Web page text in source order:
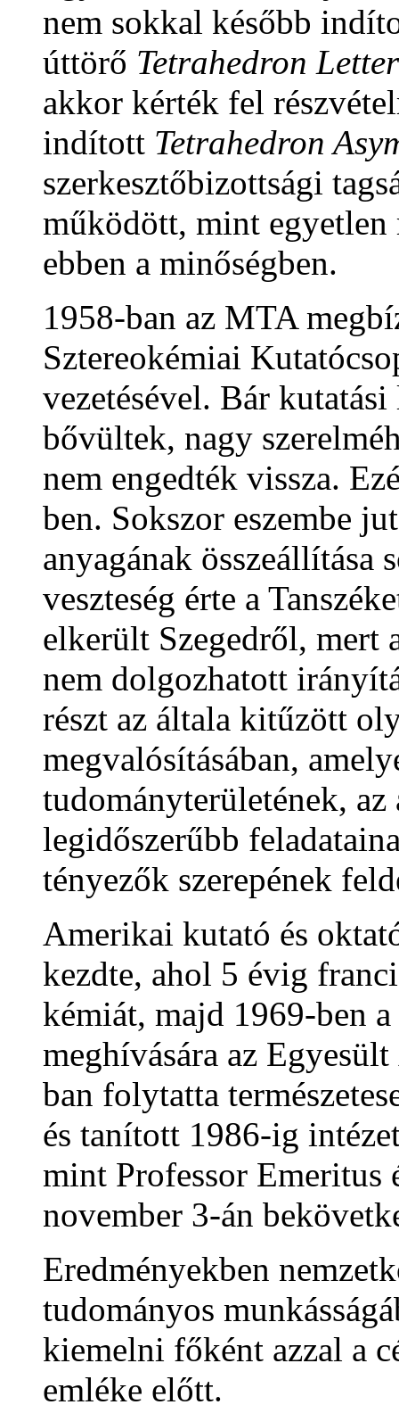
nem sokkal később
úttörő Tetrahedron
akkor kérték fel
indított Tetrahedron
szerkesztőbizottsági
működött, mint egyetlen
ebben a minőségben.
1958-ban az MTA
Sztereokémiai
vezetésével. Bár
bővültek, nagy
nem engedték vissza.
ben. Sokszor eszembe
anyagának
veszteség érte a
elkerült Szegedről, mert
nem dolgozhatott
részt az általa kitűzött
megvalósításában,
tudományterületének,
legidőszerűbb
tényezők szerepének
Amerikai kutató és
kezdte, ahol 5 évig
kémiát, majd 1969-ben
meghívására az
ban folytatta
és tanított 1986-ig
mint Professor Emeritus
november 3-án
Eredményekben
tudományos
kiemelni főként azzal a
emléke előtt.